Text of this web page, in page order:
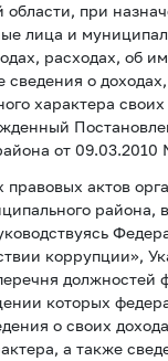
при
лица и
расходах, об
сведения о
характера
от
актов
района,
коррупции»,
должностей
которых
о своих
а также